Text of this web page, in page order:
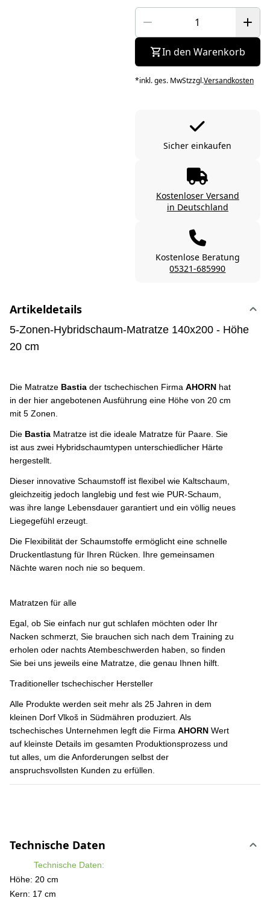
In den Warenkorb
*inkl. ges. MwStzzgl.Versandkosten
Sicher einkaufen
Kostenloser Versand
in Deutschland
Kostenlose Beratung
05321-685990
Artikeldetails
5-Zonen-Hybridschaum-Matratze 140x200 - Höhe
20 cm
Die Matratze Bastia der tschechischen Firma AHORN hat
in der hier angebotenen Ausführung eine Höhe von 20 cm
mit 5 Zonen.
Die Bastia Matratze ist die ideale Matratze für Paare. Sie
ist aus zwei Hybridschaumtypen unterschiedlicher Härte
hergestellt.
Dieser innovative Schaumstoff ist flexibel wie Kaltschaum,
gleichzeitig jedoch langlebig und fest wie PUR-Schaum,
was ihre lange Lebensdauer garantiert und ein völlig neues
Liegegefühl erzeugt.
Die Flexibilität der Schaumstoffe ermöglicht eine schnelle
Druckentlastung für Ihren Rücken. Ihre gemeinsamen
Nächte waren noch nie so bequem.
Matratzen für alle
Egal, ob Sie einfach nur gut schlafen möchten oder Ihr
Nacken schmerzt, Sie brauchen sich nach dem Training zu
erholen oder nachts Atembeschwerden haben, so finden
Sie bei uns jeweils eine Matratze, die genau Ihnen hilft.
Traditioneller tschechischer Hersteller
Alle Produkte werden seit mehr als 25 Jahren in dem
kleinen Dorf Vlkoš in Südmähren produziert. Als
tschechisches Unternehmen legft die Firma AHORN Wert
auf kleinste Details im gesamten Produktionsprozess und
tut alles, um die Anforderungen selbst der
anspruchsvollsten Kunden zu erfüllen.
Technische Daten
Technische Daten:
Höhe: 20 cm
Kern: 17 cm